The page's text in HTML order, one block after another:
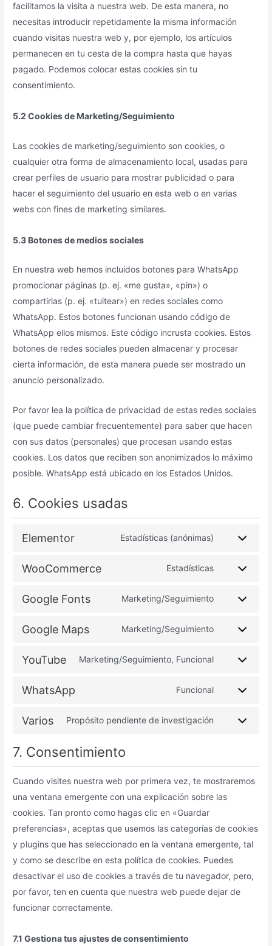
facilitamos la visita a nuestra web. De esta manera, no
necesitas introducir repetidamente la misma información
cuando visitas nuestra web y, por ejemplo, los artículos
permanecen en tu cesta de la compra hasta que hayas
pagado. Podemos colocar estas cookies sin tu
consentimiento.
5.2 Cookies de Marketing/Seguimiento
Las cookies de marketing/seguimiento son cookies, o
cualquier otra forma de almacenamiento local, usadas para
crear perfiles de usuario para mostrar publicidad o para
hacer el seguimiento del usuario en esta web o en varias
webs con fines de marketing similares.
5.3 Botones de medios sociales
En nuestra web hemos incluidos botones para WhatsApp
promocionar páginas (p. ej. «me gusta», «pin») o
compartirlas (p. ej. «tuitear») en redes sociales como
WhatsApp. Estos botones funcionan usando código de
WhatsApp ellos mismos. Este código incrusta cookies. Estos
botones de redes sociales pueden almacenar y procesar
cierta información, de esta manera puede ser mostrado un
anuncio personalizado.
Por favor lea la política de privacidad de estas redes sociales
(que puede cambiar frecuentemente) para saber que hacen
con sus datos (personales) que procesan usando estas
cookies. Los datos que reciben son anonimizados lo máximo
posible. WhatsApp está ubicado en los Estados Unidos.
6. Cookies usadas
Elementor Estadísticas (anónimas)
WooCommerce Estadísticas
Google Fonts Marketing/Seguimiento
Google Maps Marketing/Seguimiento
YouTube Marketing/Seguimiento, Funcional
WhatsApp Funcional
Varios Propósito pendiente de investigación
7. Consentimiento
Cuando visites nuestra web por primera vez, te mostraremos
una ventana emergente con una explicación sobre las
cookies. Tan pronto como hagas clic en «Guardar
preferencias», aceptas que usemos las categorías de cookies
y plugins que has seleccionado en la ventana emergente, tal
y como se describe en esta política de cookies. Puedes
desactivar el uso de cookies a través de tu navegador, pero,
por favor, ten en cuenta que nuestra web puede dejar de
funcionar correctamente.
7.1 Gestiona tus ajustes de consentimiento